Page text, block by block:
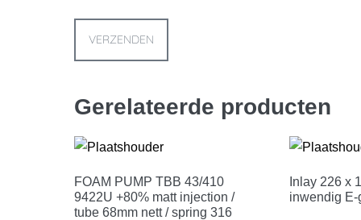
Gerelateerde producten
FOAM PUMP TBB 43/410
9422U +80% matt injection /
tube 68mm nett / spring 316
Inlay 226 x
inwendig E-